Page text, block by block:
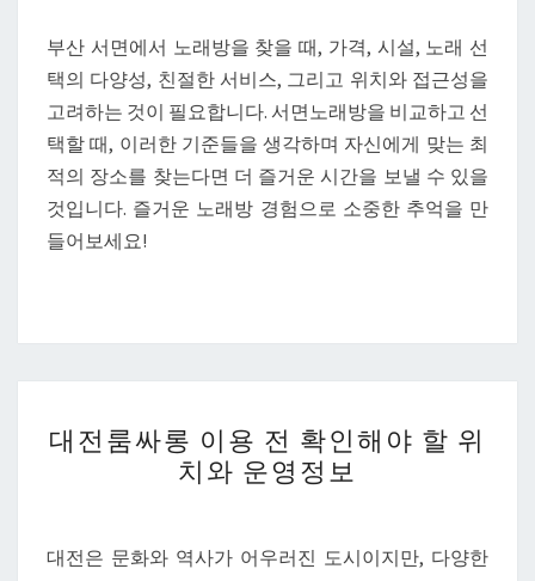
부산 서면에서 노래방을 찾을 때, 가격, 시설, 노래 선
택의 다양성, 친절한 서비스, 그리고 위치와 접근성을
고려하는 것이 필요합니다. 서면노래방을 비교하고 선
택할 때, 이러한 기준들을 생각하며 자신에게 맞는 최
적의 장소를 찾는다면 더 즐거운 시간을 보낼 수 있을
것입니다. 즐거운 노래방 경험으로 소중한 추억을 만
들어보세요!
전
룸
롱
대전룸싸롱 이용 전 확인해야 할 위
치와 운영정보
대전은 문화와 역사가 어우러진 도시이지만, 다양한